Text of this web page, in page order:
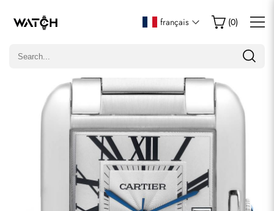
français (0)
Écrire un commentaire
Seuls les clients ayant acheté cet article sont autorisés à
Évaluation
commentaires